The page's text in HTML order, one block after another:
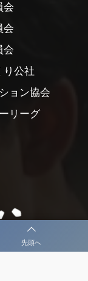
先頭へ
会
会
会
り公社
ョン協会
リーグ